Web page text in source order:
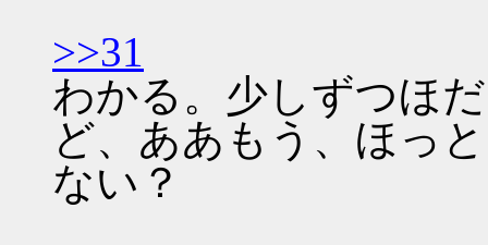
>>31
わかる。少しずつほ
ど、ああもう、ほっ
ない？